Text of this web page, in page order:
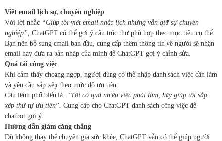
Viết email lịch sự, chuyên nghiệp
Với lời nhắc “Giúp tôi viết email nhắc lịch nhưng vẫn giữ sự chuyên
nghiệp”, ChatGPT có thể gợi ý cấu trúc thư phù hợp theo mục tiêu cụ thể.
Bạn nên bổ sung email ban đầu, cung cấp thêm thông tin về người sẽ nhận
email hay đưa ra bản nháp của mình để ChatGPT gợi ý chỉnh sửa.
Quá tải công việc
Khi cảm thấy choáng ngợp, người dùng có thể nhập danh sách việc cần làm
và yêu cầu sắp xếp theo mức độ ưu tiên.
Câu lệnh phổ biến là: “Tôi có quá nhiều việc phải làm, hãy giúp tôi sắp
xếp thứ tự ưu tiên”. Cung cấp cho ChatGPT danh sách công việc để
chatbot gợi ý.
Hướng dẫn giảm căng thẳng
Dù không thay thế chuyên gia sức khỏe, ChatGPT vẫn có thể giúp người